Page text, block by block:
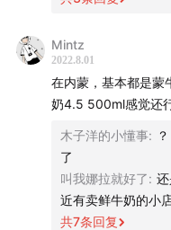
后不同饮食文化
29:00- "牛奶刀客”丨
球牛奶产量前三是
33:20- 新西兰守护
头牛的新西兰在全
40:00- 乳制品创新
响，粪便污染水源
多肉类农场还做牛奶
变了很多地方景观
和环境问题，很多人
然不能完全离开动
让被商业美化的新
我们人类、动物和
对面就是恒天然的研
Mintz
2022.8.01
在内蒙，基本都是蒙
奶4.5 500ml感觉还
木子洋的小懂事:
了
叫我娜拉就好了:
近有卖鲜牛奶的小
共7条回复